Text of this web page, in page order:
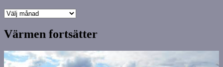
Årets
Värmen fortsätter